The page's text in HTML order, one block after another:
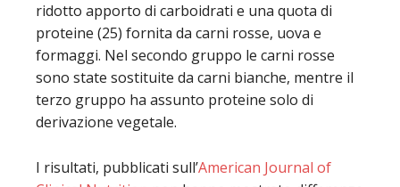
ridotto apporto di carboidrati e una quota di
proteine (25) fornita da carni rosse, uova e
formaggi. Nel secondo gruppo le carni rosse
sono state sostituite da carni bianche, mentre il
terzo gruppo ha assunto proteine solo di
derivazione vegetale.
I risultati, pubblicati sull’American Journal of